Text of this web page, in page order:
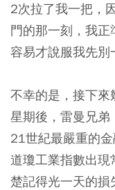
2次拉了我一把，
門的那一刻，我
容易才說服我先別
不幸的是，接下
星期後，雷曼兄弟
21世紀最嚴重的
道瓊工業指數出
楚記得光一天的